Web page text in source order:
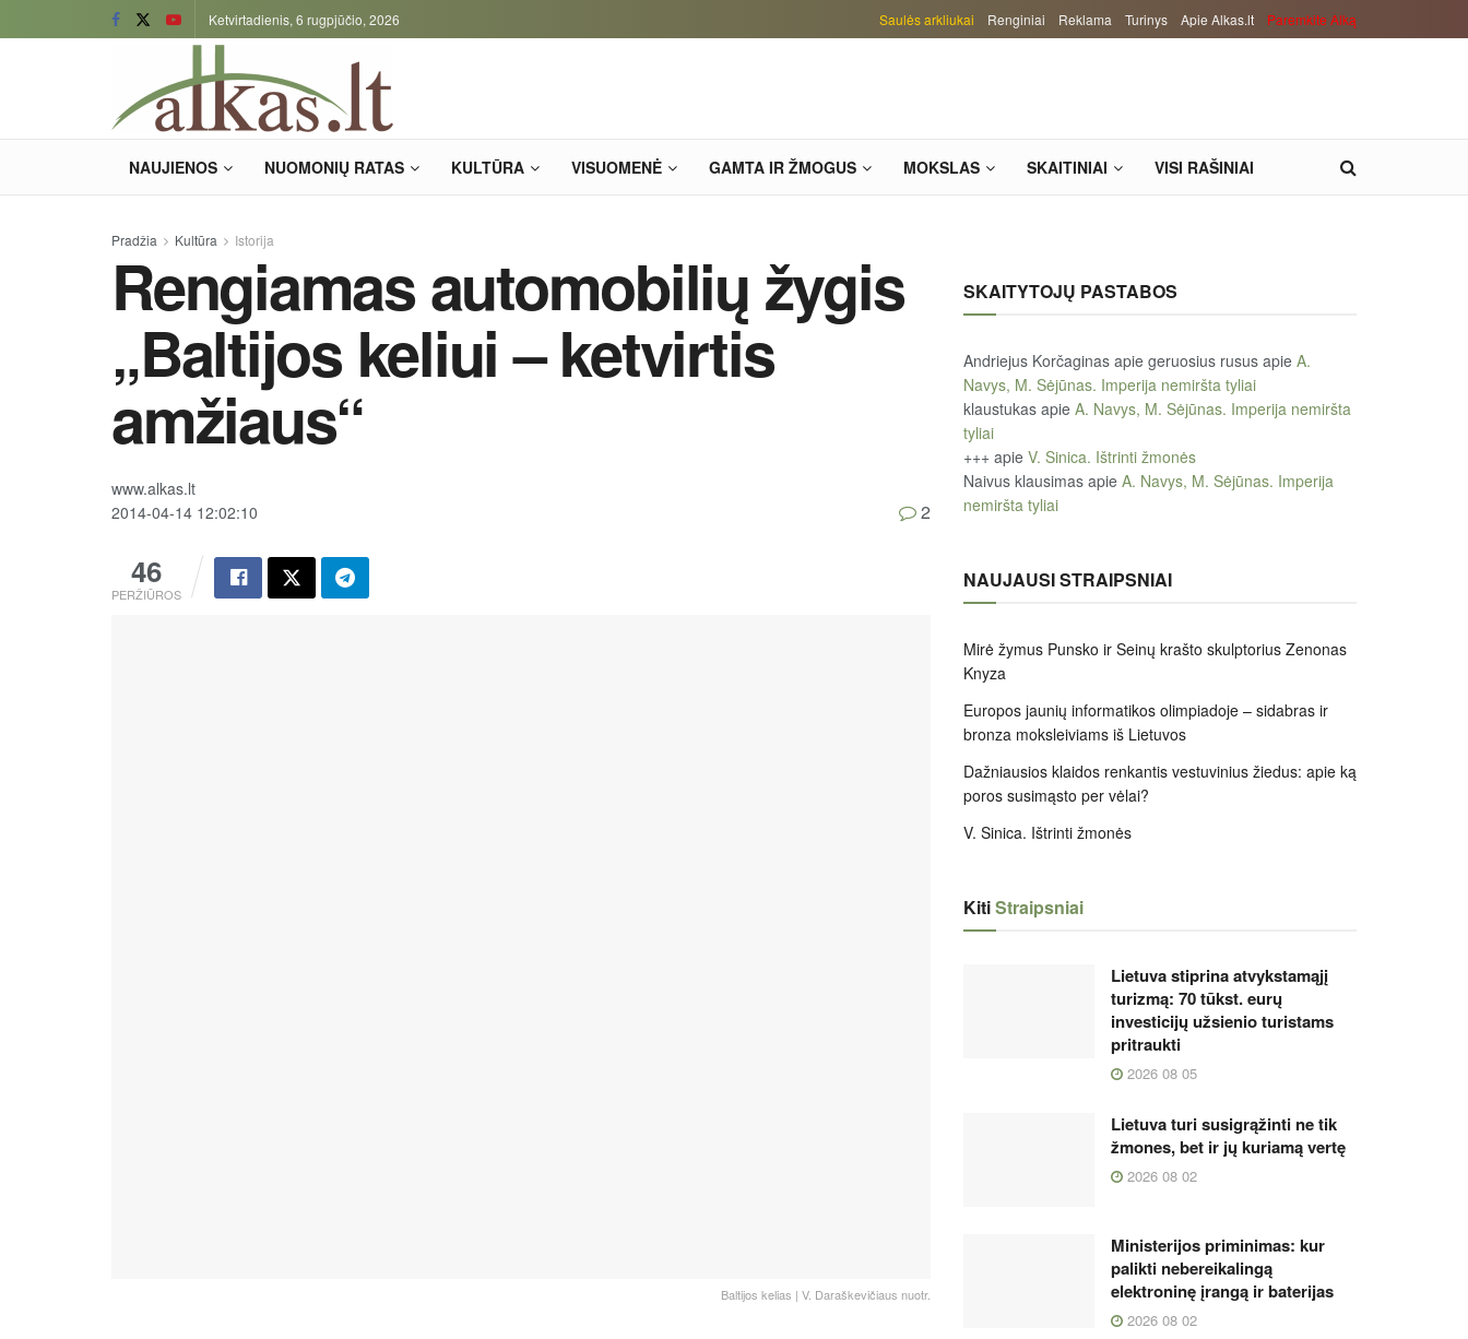
Ketvirtadienis, 6 rugpjūčio, 2026 Saulės arkliukai Renginiai Reklama Turinys Apie Alkas.lt Paremkite Alką
NAUJIENOS NUOMONIŲ RATAS KULTŪRA VISUOMENĖ GAMTA IR ŽMOGUS MOKSLAS SKAITINIAI VISI RAŠINIAI
Pradžia Kultūra Istorija
Rengiamas automobilių žygis
„Baltijos keliui – ketvirtis
amžiaus“
www.alkas.lt
2014-04-14 12:02:10
46
PERŽIŪROS
2
Baltijos kelias | V. Daraškevičiaus nuotr.
SKAITYTOJŲ PASTABOS
Andriejus Korčaginas apie geruosius rusus apie A.
Navys, M. Sėjūnas. Imperija nemiršta tyliai
klaustukas apie A. Navys, M. Sėjūnas. Imperija nemiršta
tyliai
+++ apie V. Sinica. Ištrinti žmonės
Naivus klausimas apie A. Navys, M. Sėjūnas. Imperija
nemiršta tyliai
NAUJAUSI STRAIPSNIAI
Mirė žymus Punsko ir Seinų krašto skulptorius Zenonas
Knyza
Europos jaunių informatikos olimpiadoje – sidabras ir
bronza moksleiviams iš Lietuvos
Dažniausios klaidos renkantis vestuvinius žiedus: apie ką
poros susimąsto per vėlai?
V. Sinica. Ištrinti žmonės
KitiStraipsniai
Lietuva stiprina atvykstamąjį
turizmą: 70 tūkst. eurų
investicijų užsienio turistams
pritraukti
2026 08 05
Lietuva turi susigrąžinti ne tik
žmones, bet ir jų kuriamą vertę
2026 08 02
Ministerijos priminimas: kur
palikti nebereikalingą
elektroninę įrangą ir baterijas
2026 08 02